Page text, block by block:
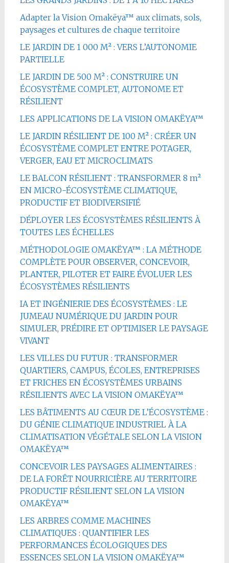
Adapter la Vision Omakëya™ aux climats, sols,
paysages et cultures de chaque territoire
LE JARDIN DE 1 000 M² : VERS L’AUTONOMIE
PARTIELLE
LE JARDIN DE 500 M² : CONSTRUIRE UN
ÉCOSYSTÈME COMPLET, AUTONOME ET
RÉSILIENT
LES APPLICATIONS DE LA VISION OMAKËYA™
LE JARDIN RÉSILIENT DE 100 M² : CRÉER UN
ÉCOSYSTÈME COMPLET ENTRE POTAGER,
VERGER, EAU ET MICROCLIMATS
LE BALCON RÉSILIENT : TRANSFORMER 8 m²
EN MICRO-ÉCOSYSTÈME CLIMATIQUE,
PRODUCTIF ET BIODIVERSIFIÉ
DÉPLOYER LES ÉCOSYSTÈMES RÉSILIENTS À
TOUTES LES ÉCHELLES
MÉTHODOLOGIE OMAKËYA™ : LA MÉTHODE
COMPLÈTE POUR OBSERVER, CONCEVOIR,
PLANTER, PILOTER ET FAIRE ÉVOLUER LES
ÉCOSYSTÈMES RÉSILIENTS
IA ET INGÉNIERIE DES ÉCOSYSTÈMES : LE
JUMEAU NUMÉRIQUE DU JARDIN POUR
SIMULER, PRÉDIRE ET OPTIMISER LE PAYSAGE
VIVANT
LES VILLES DU FUTUR : TRANSFORMER
QUARTIERS, CAMPUS, ÉCOLES, ENTREPRISES
ET FRICHES EN ÉCOSYSTÈMES URBAINS
RÉSILIENTS AVEC LA VISION OMAKËYA™
LES BÂTIMENTS AU CŒUR DE L’ÉCOSYSTÈME :
DU GÉNIE CLIMATIQUE INDUSTRIEL À LA
CLIMATISATION VÉGÉTALE SELON LA VISION
OMAKËYA™
CONCEVOIR LES PAYSAGES ALIMENTAIRES :
DE LA FORÊT NOURRICIÈRE AU TERRITOIRE
PRODUCTIF RÉSILIENT SELON LA VISION
OMAKËYA™
LES ARBRES COMME MACHINES
CLIMATIQUES : QUANTIFIER LES
PERFORMANCES ÉCOLOGIQUES DES
ESSENCES SELON LA VISION OMAKËYA™